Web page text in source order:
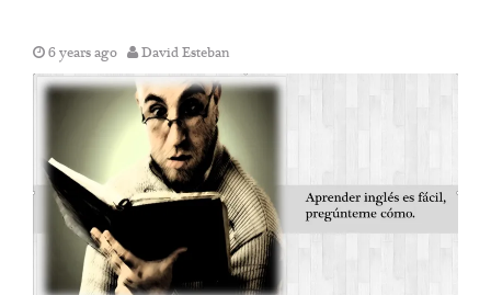
6 years ago David Esteban